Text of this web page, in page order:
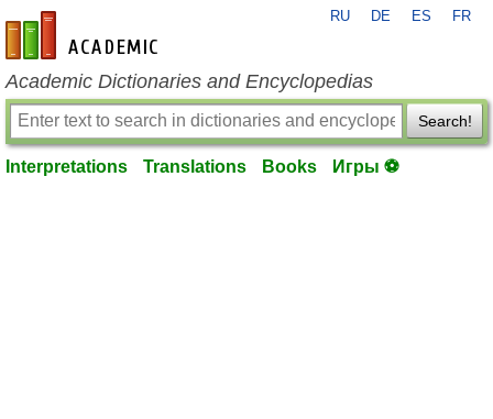
en-academic.com
RU DE ES FR
Academic Dictionaries and Encyclopedias
Search!
Interpretations Translations Books Игры ⚽